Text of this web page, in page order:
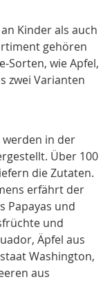
Kinder als auch
gehören
Sorten, wie Apfel,
zwei Varianten
werden in der
Über 100
die Zutaten.
erfährt der
Papayas und
und
Äpfel aus
Washington,
aus